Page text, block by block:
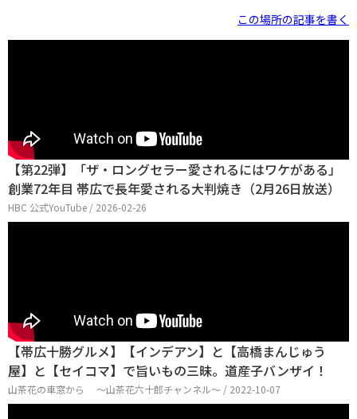
この場所の記事を書く
【第22弾】「ザ・ロングセラー愛されるにはワケがある」
創業72年目 帯広で長年愛される大判焼き（2月26日放送）
HBC 公式YouTube / 2026-02-26
【帯広十勝グルメ】【インデアン】と【高橋まんじゅう
屋】と【セイコマ】で旨いもの三昧。道産子バンザイ！
山茶花の車窓から ～山茶花六十郎チャンネル～ / 2022-10-07